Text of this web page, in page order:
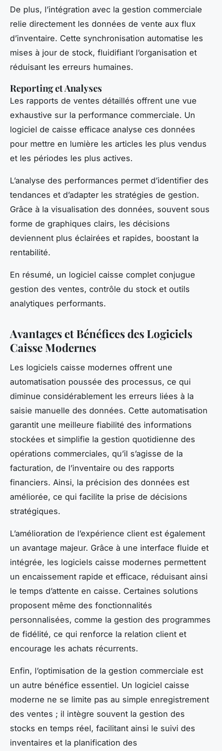
De plus, l’intégration avec la gestion commerciale
relie directement les données de vente aux flux
d’inventaire. Cette synchronisation automatise les
mises à jour de stock, fluidifiant l’organisation et
réduisant les erreurs humaines.
Reporting et Analyses
Les rapports de ventes détaillés offrent une vue
exhaustive sur la performance commerciale. Un
logiciel de caisse efficace analyse ces données
pour mettre en lumière les articles les plus vendus
et les périodes les plus actives.
L’analyse des performances permet d’identifier des
tendances et d’adapter les stratégies de gestion.
Grâce à la visualisation des données, souvent sous
forme de graphiques clairs, les décisions
deviennent plus éclairées et rapides, boostant la
rentabilité.
En résumé, un logiciel caisse complet conjugue
gestion des ventes, contrôle du stock et outils
analytiques performants.
Avantages et Bénéfices des Logiciels
Caisse Modernes
Les logiciels caisse modernes offrent une
automatisation poussée des processus, ce qui
diminue considérablement les erreurs liées à la
saisie manuelle des données. Cette automatisation
garantit une meilleure fiabilité des informations
stockées et simplifie la gestion quotidienne des
opérations commerciales, qu’il s’agisse de la
facturation, de l’inventaire ou des rapports
financiers. Ainsi, la précision des données est
améliorée, ce qui facilite la prise de décisions
stratégiques.
L’amélioration de l’expérience client est également
un avantage majeur. Grâce à une interface fluide et
intégrée, les logiciels caisse modernes permettent
un encaissement rapide et efficace, réduisant ainsi
le temps d’attente en caisse. Certaines solutions
proposent même des fonctionnalités
personnalisées, comme la gestion des programmes
de fidélité, ce qui renforce la relation client et
encourage les achats récurrents.
Enfin, l’optimisation de la gestion commerciale est
un autre bénéfice essentiel. Un logiciel caisse
moderne ne se limite pas au simple enregistrement
des ventes ; il intègre souvent la gestion des
stocks en temps réel, facilitant ainsi le suivi des
inventaires et la planification des